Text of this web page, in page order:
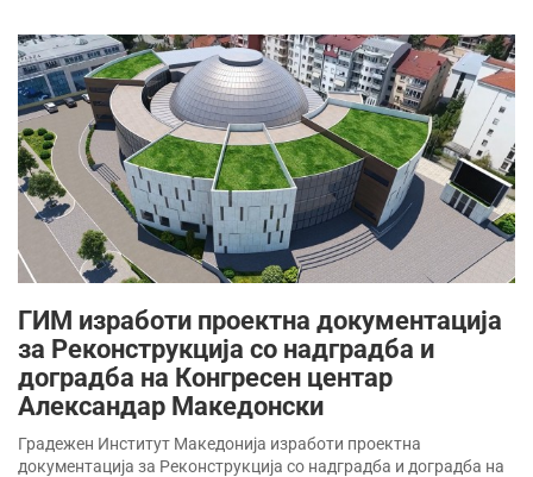
ГИМ изработи проектна документација
за Реконструкција со надградба и
доградба на Конгресен центар
Александар Македонски
Градежен Институт Македонија изработи проектна
документација за Реконструкција со надградба и доградба на